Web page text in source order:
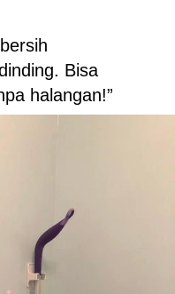
Bisa
halangan!”